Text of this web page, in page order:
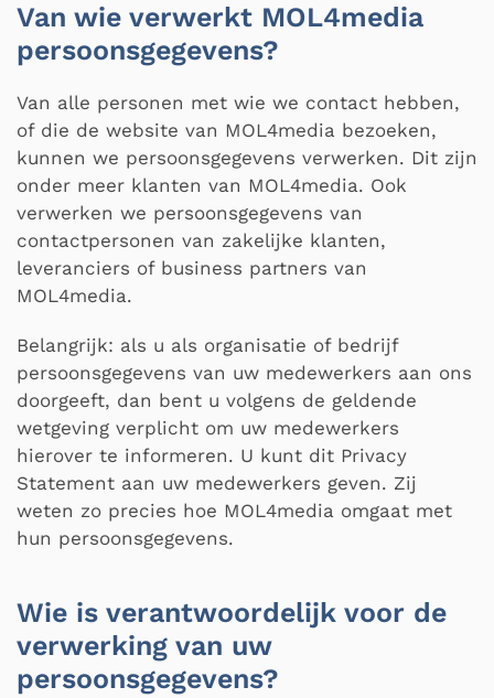
Van wie verwerkt MOL4media
persoonsgegevens?
Van alle personen met wie we contact hebben,
of die de website van MOL4media bezoeken,
kunnen we persoonsgegevens verwerken. Dit zijn
onder meer klanten van MOL4media. Ook
verwerken we persoonsgegevens van
contactpersonen van zakelijke klanten,
leveranciers of business partners van
MOL4media.
Belangrijk: als u als organisatie of bedrijf
persoonsgegevens van uw medewerkers aan ons
doorgeeft, dan bent u volgens de geldende
wetgeving verplicht om uw medewerkers
hierover te informeren. U kunt dit Privacy
Statement aan uw medewerkers geven. Zij
weten zo precies hoe MOL4media omgaat met
hun persoonsgegevens.
Wie is verantwoordelijk voor de
verwerking van uw
persoonsgegevens?